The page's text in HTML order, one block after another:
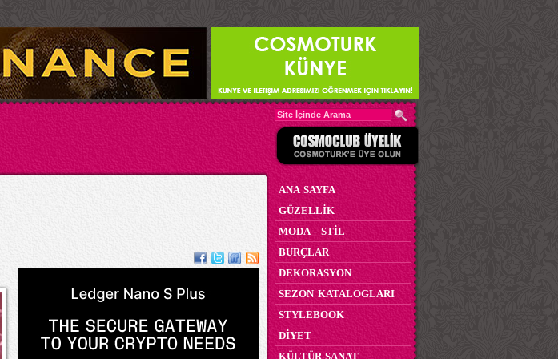
ANA SAYFA
GÜZELLİK
MODA - STİL
BURÇLAR
DEKORASYON
SEZON KATALOGLARI
STYLEBOOK
DİYET
KÜLTÜR-SANAT